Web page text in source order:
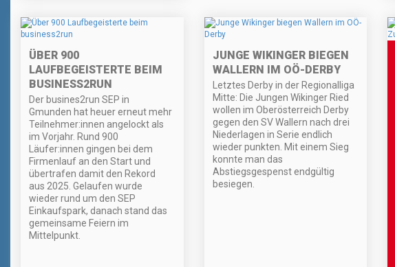
ÜBER 900
LAUFBEGEISTERTE BEIM
BUSINESS2RUN
Der busines2run SEP in
Gmunden hat heuer erneut mehr
Teilnehmer:innen angelockt als
im Vorjahr. Rund 900
Läufer:innen gingen bei dem
Firmenlauf an den Start und
übertrafen damit den Rekord
aus 2025. Gelaufen wurde
wieder rund um den SEP
Einkaufspark, danach stand das
gemeinsame Feiern im
Mittelpunkt.
JUNGE WIKINGER BIEGEN
WALLERN IM OÖ-DERBY
Letztes Derby in der Regionalliga
Mitte: Die Jungen Wikinger Ried
wollen im Oberösterreich Derby
gegen den SV Wallern nach drei
Niederlagen in Serie endlich
wieder punkten. Mit einem Sieg
konnte man das
Abstiegsgespenst endgültig
besiegen.